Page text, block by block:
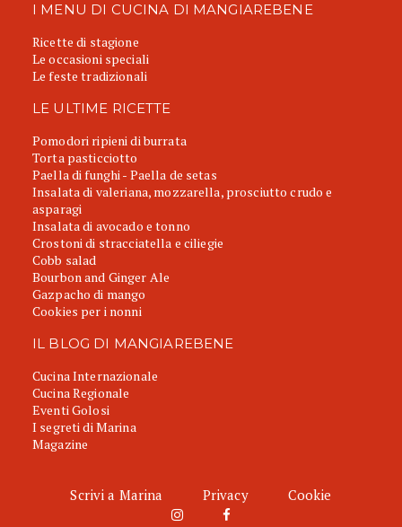
I MENU DI CUCINA DI MANGIAREBENE
Ricette di stagione
Le occasioni speciali
Le feste tradizionali
LE ULTIME RICETTE
Pomodori ripieni di burrata
Torta pasticciotto
Paella di funghi - Paella de setas
Insalata di valeriana, mozzarella, prosciutto crudo e
asparagi
Insalata di avocado e tonno
Crostoni di stracciatella e ciliegie
Cobb salad
Bourbon and Ginger Ale
Gazpacho di mango
Cookies per i nonni
IL BLOG DI MANGIAREBENE
Cucina Internazionale
Cucina Regionale
Eventi Golosi
I segreti di Marina
Magazine
Scrivi a Marina Privacy Cookie